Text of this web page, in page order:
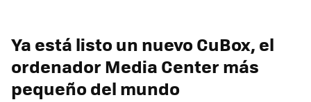
Ya está listo un nuevo CuBox, el
ordenador Media Center más
pequeño del mundo